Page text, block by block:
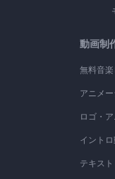
動画制
無料音
アニメ
ロゴ・
イント
テキス